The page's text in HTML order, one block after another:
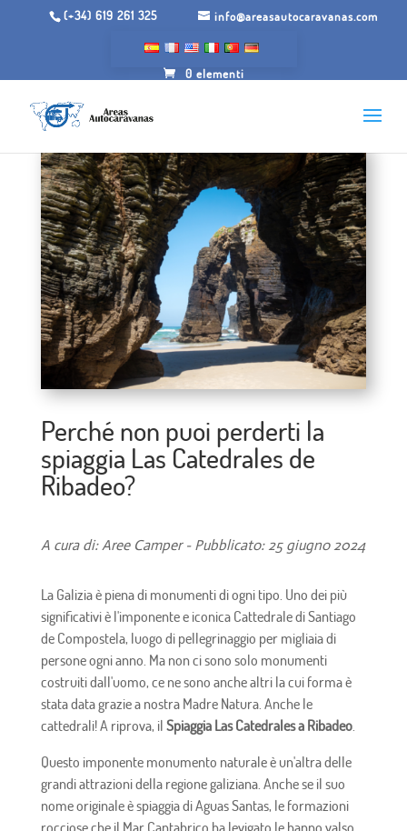
(+34) 619 261 325 info@areasautocaravanas.com
0 elementi
Perché non puoi perderti la
spiaggia Las Catedrales de
Ribadeo?
A cura di: Aree Camper - Pubblicato: 25 giugno 2024
La Galizia è piena di monumenti di ogni tipo. Uno dei più
significativi è l'imponente e iconica Cattedrale di Santiago
de Compostela, luogo di pellegrinaggio per migliaia di
persone ogni anno. Ma non ci sono solo monumenti
costruiti dall'uomo, ce ne sono anche altri la cui forma è
stata data grazie a nostra Madre Natura. Anche le
cattedrali! A riprova, il Spiaggia Las Catedrales a Ribadeo.
Questo imponente monumento naturale è un'altra delle
grandi attrazioni della regione galiziana. Anche se il suo
nome originale è spiaggia di Aguas Santas, le formazioni
rocciose che il Mar Cantabrico ha levigato le hanno valso